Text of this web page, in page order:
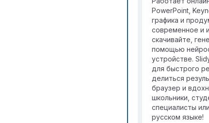
PowerPoint,
графика и
современное и
скачивайте,
помощью
устройстве.
для быстрого
делиться
браузер и
школьники,
специалисты
русском языке!